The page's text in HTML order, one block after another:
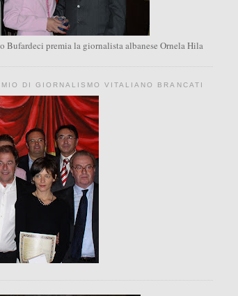
Bufardeci premia la giornalista albanese Ornela Hila
DI GIORNALISMO VITALIANO BRANCATI